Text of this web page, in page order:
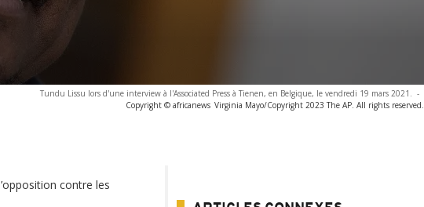
Tundu Lissu lors d'une interview à l'Associated Press à Tienen, en Belgique, le vendredi 19 mars 2021. -
Copyright © africanews Virginia Mayo/Copyright 2023 The AP. All rights reserved.
contre les